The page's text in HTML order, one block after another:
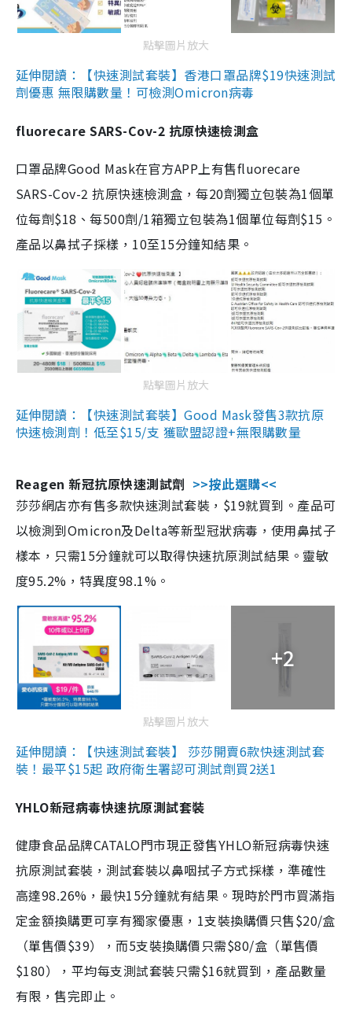
點擊圖片放大
延伸閱讀：【快速測試套裝】香港口罩品牌$19快速測試
劑優惠 無限購數量！可檢測Omicron病毒
fluorecare SARS-Cov-2 抗原快速檢測盒
口罩品牌Good Mask在官方APP上有售fluorecare
SARS-Cov-2 抗原快速檢測盒，每20劑獨立包裝為1個單
位每劑$18、每500劑/1箱獨立包裝為1個單位每劑$15。
產品以鼻拭子採樣，10至15分鐘知結果。
點擊圖片放大
延伸閱讀：【快速測試套裝】Good Mask發售3款抗原
快速檢測劑！低至$15/支 獲歐盟認證+無限購數量
Reagen 新冠抗原快速測試劑 >>按此選購<<
莎莎網店亦有售多款快速測試套裝，$19就買到。產品可
以檢測到Omicron及Delta等新型冠狀病毒，使用鼻拭子
樣本，只需15分鐘就可以取得快速抗原測試結果。靈敏
度95.2%，特異度98.1%。
+2
點擊圖片放大
延伸閱讀：【快速測試套裝】 莎莎開賣6款快速測試套
裝！最平$15起 政府衛生署認可測試劑買2送1
YHLO新冠病毒快速抗原測試套裝
健康食品品牌CATALO門市現正發售YHLO新冠病毒快速
抗原測試套裝，測試套裝以鼻咽拭子方式採樣，準確性
高達98.26%，最快15分鐘就有結果。現時於門市買滿指
定金額換購更可享有獨家優惠，1支裝換購價只售$20/盒
（單售價$39），而5支裝換購價只需$80/盒（單售價
$180），平均每支測試套裝只需$16就買到，產品數量
有限，售完即止。